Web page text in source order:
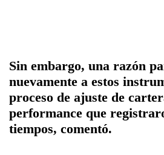
Sin embargo, una razón
nuevamente a estos
proceso de ajuste de
performance que
tiempos, comentó.